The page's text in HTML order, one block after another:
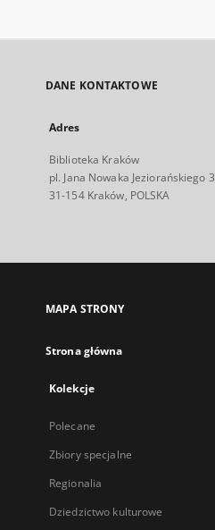
DANE KONTAKTOWE
Adres
Biblioteka Kraków
pl. Jana Nowaka Jeziorańskiego 3
31-154 Kraków, POLSKA
MAPA STRONY
Strona główna
Kolekcje
Polecane
Zbiory specjalne
Regionalia
Dziedzictwo kulturowe